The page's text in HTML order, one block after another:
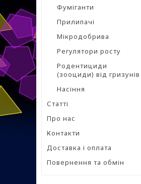
Фуміганти
Прилипачі
Мікродобрива
Регулятори росту
Родентициди
(зооциди) від гризунів
Насіння
Статті
Про нас
Контакти
Доставка і оплата
Повернення та обмін